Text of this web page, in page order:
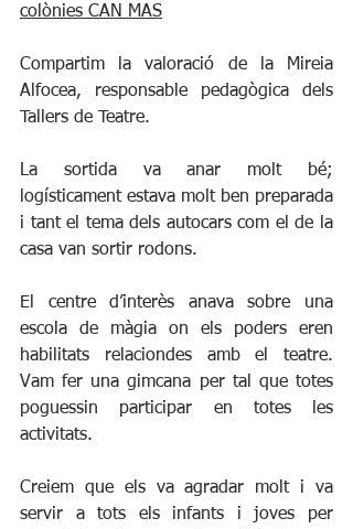
colònies CAN MAS
Compartim la valoració de la Mireia
Alfocea, responsable pedagògica dels
Tallers de Teatre.
La sortida va anar molt bé;
logísticament estava molt ben preparada
i tant el tema dels autocars com el de la
casa van sortir rodons.
El centre d’interès anava sobre una
escola de màgia on els poders eren
habilitats relaciondes amb el teatre.
Vam fer una gimcana per tal que totes
poguessin participar en totes les
activitats.
Creiem que els va agradar molt i va
servir a tots els infants i joves per